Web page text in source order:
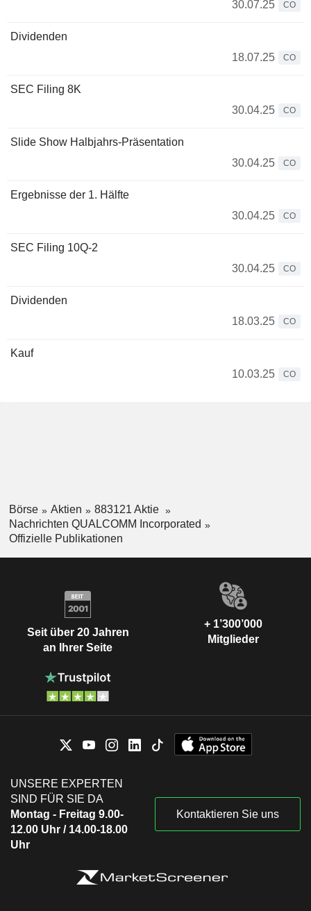
30.07.25
CO
Dividenden
18.07.25
CO
SEC Filing 8K
30.04.25
CO
Slide Show Halbjahrs-Präsentation
30.04.25
CO
Ergebnisse der 1. Hälfte
30.04.25
CO
SEC Filing 10Q-2
30.04.25
CO
Dividenden
18.03.25
CO
Kauf
10.03.25
CO
Börse Aktien
883121 Aktie
Nachrichten QUALCOMM Incorporated
Offizielle Publikationen
Seit über 20 Jahren
an Ihrer Seite
+ 1’300’000
Mitglieder
UNSERE EXPERTEN
SIND FÜR SIE DA
Montag - Freitag 9.00-
12.00 Uhr / 14.00-18.00
Uhr
Kontaktieren Sie uns